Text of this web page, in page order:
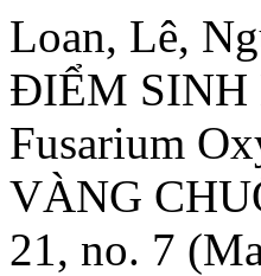
Loan, Lê,
ĐIỂM SINH
Fusarium
VÀNG
21, no. 7